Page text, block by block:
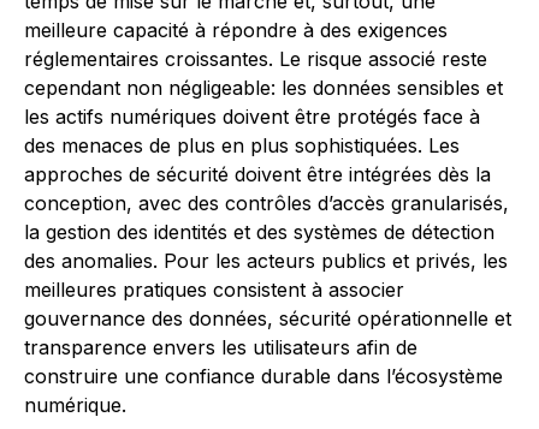
meilleure capacité à répondre à des exigences
réglementaires croissantes. Le risque associé reste
cependant non négligeable: les données sensibles et
les actifs numériques doivent être protégés face à
des menaces de plus en plus sophistiquées. Les
approches de sécurité doivent être intégrées dès la
conception, avec des contrôles d’accès granularisés,
la gestion des identités et des systèmes de détection
des anomalies. Pour les acteurs publics et privés, les
meilleures pratiques consistent à associer
gouvernance des données, sécurité opérationnelle et
transparence envers les utilisateurs afin de
construire une confiance durable dans l’écosystème
numérique.